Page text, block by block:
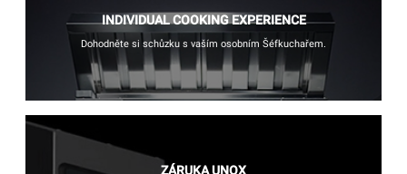
INDIVIDUAL COOKING EXPERIENCE
Dohodněte si schůzku s vaším osobním Šéfkuchařem.
ZÁRUKA UNOX